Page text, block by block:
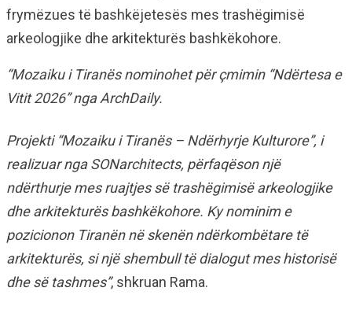
frymëzues të bashkëjetesës mes trashëgimisë
arkeologjike dhe arkitekturës bashkëkohore.
“Mozaiku i Tiranës nominohet për çmimin “Ndërtesa e
Vitit 2026” nga ArchDaily.
Projekti “Mozaiku i Tiranës – Ndërhyrje Kulturore”, i
realizuar nga SONarchitects, përfaqëson një
ndërthurje mes ruajtjes së trashëgimisë arkeologjike
dhe arkitekturës bashkëkohore. Ky nominim e
pozicionon Tiranën në skenën ndërkombëtare të
arkitekturës, si një shembull të dialogut mes historisë
dhe së tashmes”, shkruan Rama.